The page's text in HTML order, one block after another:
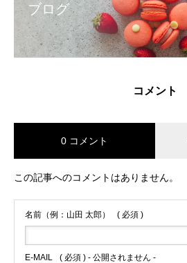
ブログ
コメント
0 コメント
この記事へのコメントはありません。
名前（例：山田 太郎） ( 必須 )
E-MAIL ( 必須 ) - 公開されません -